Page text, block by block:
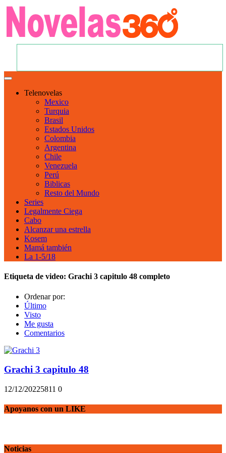
Telenovelas
Mexico
Turquia
Brasil
Estados Unidos
Colombia
Argentina
Chile
Venezuela
Perú
Biblicas
Resto del Mundo
Series
Legalmente Ciega
Cabo
Alcanzar una estrella
Kosem
Mamá también
La 1-5/18
Etiqueta de video: Grachi 3 capitulo 48 completo
Ordenar por:
Último
Visto
Me gusta
Comentarios
Grachi 3 capitulo 48
12/12/20225811 0
Apoyanos con un LIKE
Noticias